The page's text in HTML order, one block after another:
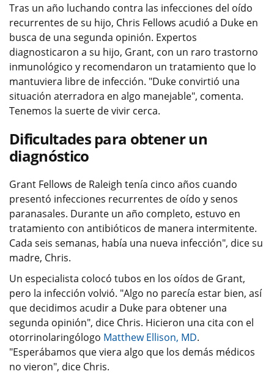
Tras un año luchando contra las infecciones del oído
recurrentes de su hijo, Chris Fellows acudió a Duke en
busca de una segunda opinión. Expertos
diagnosticaron a su hijo, Grant, con un raro trastorno
inmunológico y recomendaron un tratamiento que lo
mantuviera libre de infección. "Duke convirtió una
situación aterradora en algo manejable", comenta.
Tenemos la suerte de vivir cerca.
Dificultades para obtener un
diagnóstico
Grant Fellows de Raleigh tenía cinco años cuando
presentó infecciones recurrentes de oído y senos
paranasales. Durante un año completo, estuvo en
tratamiento con antibióticos de manera intermitente.
Cada seis semanas, había una nueva infección", dice su
madre, Chris.
Un especialista colocó tubos en los oídos de Grant,
pero la infección volvió. "Algo no parecía estar bien, así
que decidimos acudir a Duke para obtener una
segunda opinión", dice Chris. Hicieron una cita con el
otorrinolaringólogo Matthew Ellison, MD.
"Esperábamos que viera algo que los demás médicos
no vieron", dice Chris.